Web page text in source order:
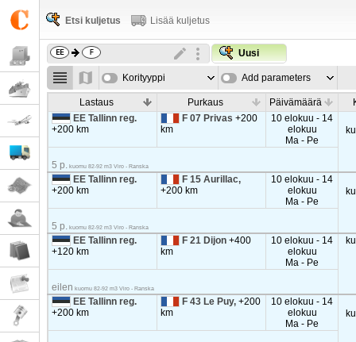
Etsi kuljetus Lisää kuljetus
Uusi
Korityyppi Add parameters
Lastaus Purkaus Päivämäärä
EE Tallinn reg.
+200 km
F 07 Privas+200
km
10 elokuu - 14
elokuu
Ma - Pe
5 p. kuomu 82-92 m3 Viro - Ranska
EE Tallinn reg.
+200 km
F 15 Aurillac,
+200 km
10 elokuu - 14
elokuu
Ma - Pe
5 p. kuomu 82-92 m3 Viro - Ranska
EE Tallinn reg.
+120 km
F 21 Dijon+400
km
10 elokuu - 14
elokuu
Ma - Pe
eilen kuomu 82-92 m3 Viro - Ranska
EE Tallinn reg.
+200 km
F 43 Le Puy,+200
km
10 elokuu - 14
elokuu
Ma - Pe